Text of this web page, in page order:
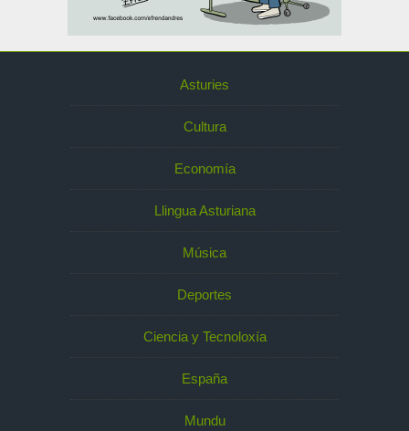
Asturies
Cultura
Economía
Llingua Asturiana
Música
Deportes
Ciencia y Tecnoloxía
España
Mundu